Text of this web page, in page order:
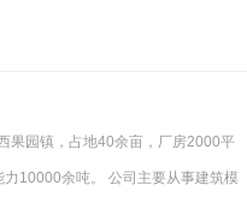
果园镇，占地40余亩，厂房2000平
10000余吨。 公司主要从事建筑模